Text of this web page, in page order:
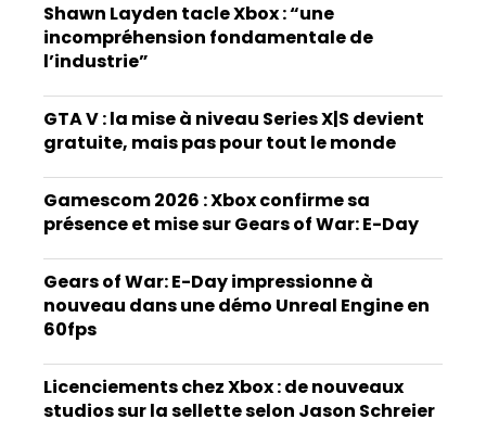
Shawn Layden tacle Xbox : “une
incompréhension fondamentale de
l’industrie”
GTA V : la mise à niveau Series X|S devient
gratuite, mais pas pour tout le monde
Gamescom 2026 : Xbox confirme sa
présence et mise sur Gears of War: E-Day
Gears of War: E-Day impressionne à
nouveau dans une démo Unreal Engine en
60fps
Licenciements chez Xbox : de nouveaux
studios sur la sellette selon Jason Schreier